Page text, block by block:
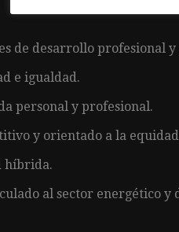
de desarrollo profesional
e igualdad.
personal y profesional.
y orientado a la
híbrida.
al sector energético y